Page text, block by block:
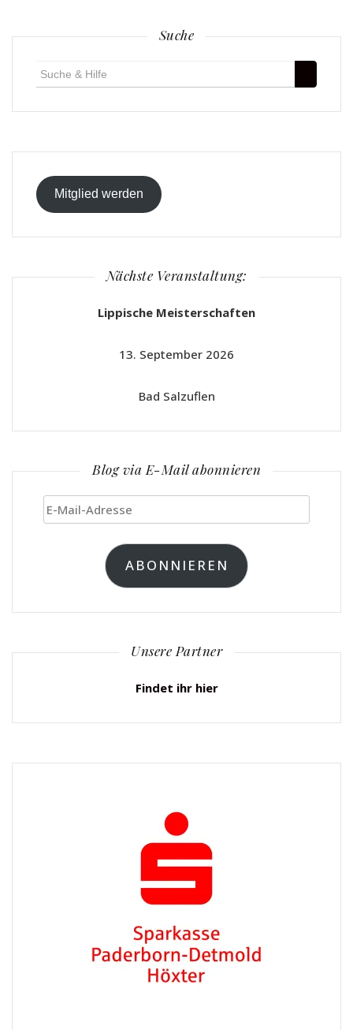
Suche
Mitglied werden
Nächste Veranstaltung:
Lippische Meisterschaften
13. September 2026
Bad Salzuflen
Blog via E-Mail abonnieren
E-
Mail-
ABONNIEREN
Unsere Partner
Findet ihr hier